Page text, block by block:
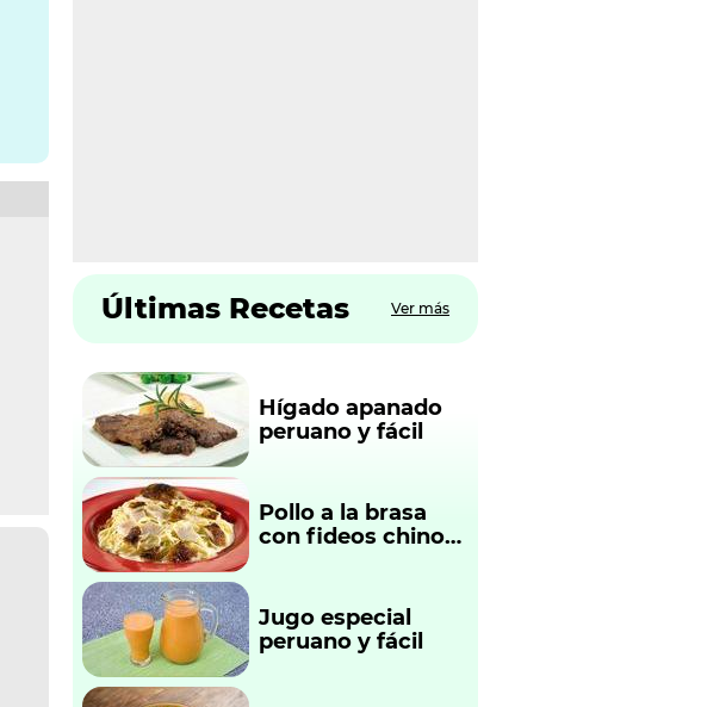
Últimas Recetas Ver más
Hígado apanado
peruano y fácil
Pollo a la brasa
con fideos chinos
Jugo especial
peruano y fácil